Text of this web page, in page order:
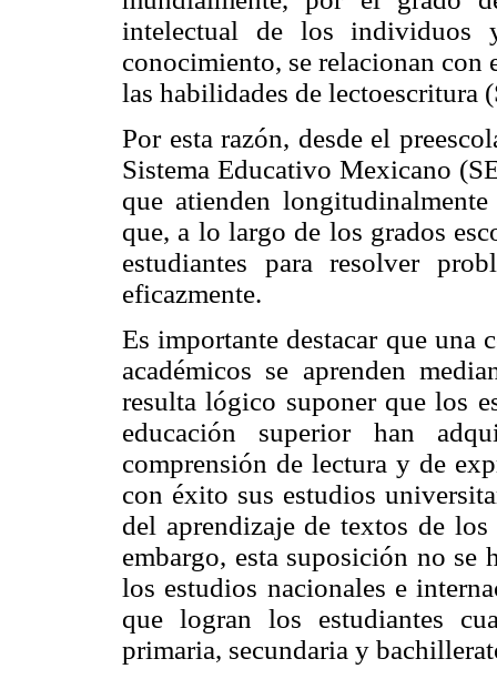
intelectual de los individuos
conocimiento, se relacionan con
las habilidades de lectoescritura
Por esta razón, desde el
Sistema Educativo Mexicano
que atienden
que, a lo largo de los grados
estudiantes para resolver
eficazmente.
Es importante destacar que una
académicos se aprenden
resulta lógico suponer que los
educación superior han
comprensión de lectura y de
con éxito sus estudios
del aprendizaje de textos de
embargo, esta suposición no se
los estudios nacionales e
que logran los estudiantes
primaria, secundaria y